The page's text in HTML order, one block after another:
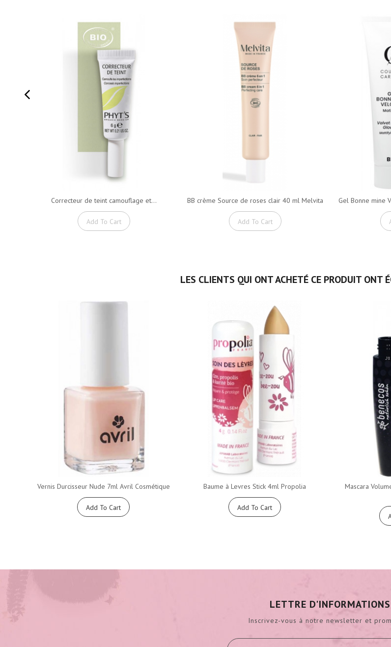
Correcteur de teint camouflage et...
Add To Cart
BB crème Source de roses clair 40 ml Melvita
Add To Cart
Gel Bonne mine
LES CLIENTS QUI ONT ACHETÉ CE PRODUIT ONT
Vernis Durcisseur Nude 7ml Avril Cosmétique
Add To Cart
Baume à Levres Stick 4ml Propolia
Add To Cart
Mascara
LETTRE D'INFORMATIONS
Inscrivez-vous à notre newsletter et